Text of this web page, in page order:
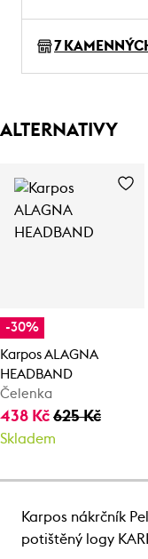
7
ALTERNATIVY
-30%
Karpos ALAGNA
HEADBAND
Čelenka
438 Kč 625 Kč
Skladem
Karpos nákrčník
potištěný logy